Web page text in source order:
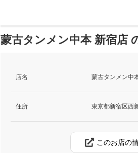
蒙古タンメン中本 新宿店
店名 蒙古タンメン中
住所 東京都新宿区西
このお店の